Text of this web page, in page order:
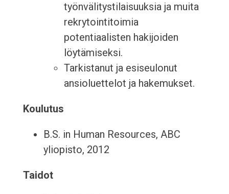
työnvälitystilaisuuksia ja muita
rekrytointitoimia
potentiaalisten hakijoiden
löytämiseksi.
Tarkistanut ja esiseulonut
ansioluettelot ja hakemukset.
Koulutus
B.S. in Human Resources, ABC
yliopisto, 2012
Taidot